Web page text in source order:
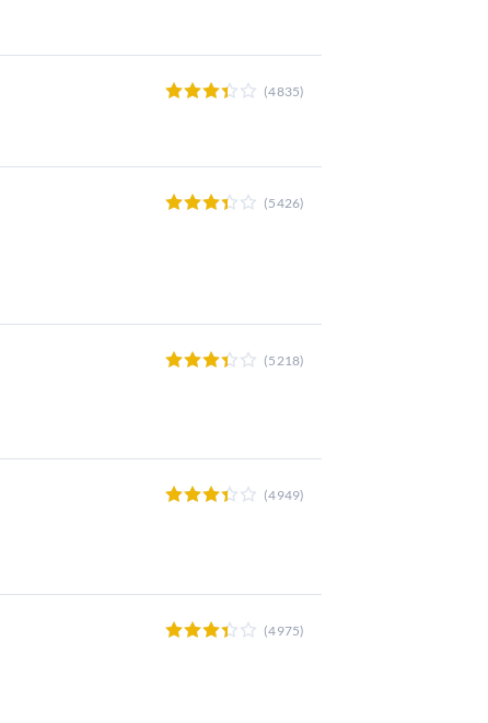
(4835)
(5426)
(5218)
(4949)
(4975)